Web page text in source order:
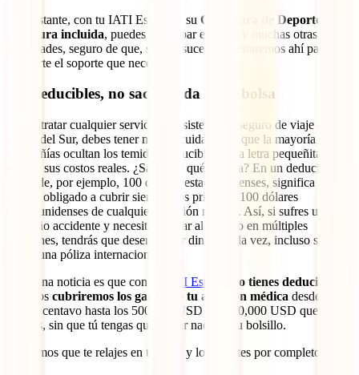
No obstante, con tu IATI Estrella y su Cobertura de Deportes de
Aventura incluida, puedes participar en estas y muchas otras
actividades, seguro de que, si algo sucediera, estaremos ahí para
brindarte el soporte que necesitas.
Sin deducibles, no sacas nada de tu bolsa
Al contratar cualquier servicio de asistencia y seguro de viaje a
Corea del Sur, debes tener mucho cuidado, ya que la mayoría de las
compañías ocultan los temidos deducibles en la letra pequeñita para
ocultar sus costos reales. ¿Sabes de qué se trata? En un deducible
típico de, por ejemplo, 100 dólares estadounidenses, significa que
estarás obligado a cubrir siempre los primeros 100 dólares
estadounidenses de cualquier atención médica. Así, si sufres un
pequeño accidente y necesitas visitar al médico en múltiples
ocasiones, tendrás que desembolsar dinero cada vez, incluso si
tienes una póliza internacional.
La buena noticia es que con tu
IATI Estrella no tienes deducibles
nosotros cubriremos los gastos de tu atención médica desde el
primer centavo hasta los 500,000 USD o 1,000,000 USD que
tendrás, sin que tú tengas que gastar nada de tu bolsillo.
Queremos que te relajes en tu viaje y lo disfrutes por completo.